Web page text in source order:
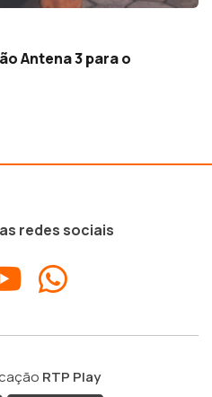
Antena 3 para o
redes sociais
RTP Play